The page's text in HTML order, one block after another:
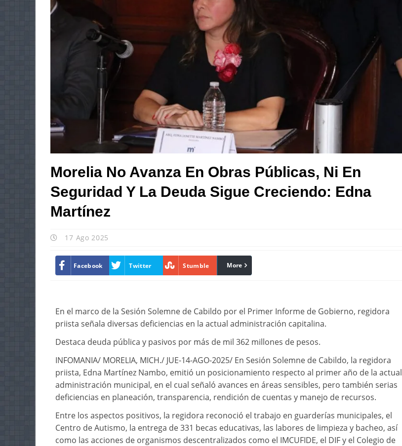
Morelia No Avanza En Obras Públicas, Ni En
Seguridad Y La Deuda Sigue Creciendo: Edna
Martínez
17 Ago 2025
Facebook Twitter Stumble linkedin
More
En el marco de la Sesión Solemne de Cabildo por el Primer Informe de Gobierno, regidora
priista señala diversas deficiencias en la actual administración capitalina.
Destaca deuda pública y pasivos por más de mil 362 millones de pesos.
INFOMANIA/ MORELIA, MICH./ JUE-14-AGO-2025/ En Sesión Solemne de Cabildo, la regidora
priista, Edna Martínez Nambo, emitió un posicionamiento respecto al primer año de la actual
administración municipal, en el cual señaló avances en áreas sensibles, pero también serias
deficiencias en planeación, transparencia, rendición de cuentas y manejo de recursos.
Entre los aspectos positivos, la regidora reconoció el trabajo en guarderías municipales, el
Centro de Autismo, la entrega de 331 becas educativas, las labores de limpieza y bacheo, así
como las acciones de organismos descentralizados como el IMCUFIDE, el DIF y el Colegio de